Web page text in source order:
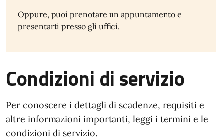
Oppure, puoi prenotare un appuntamento e
presentarti presso gli uffici.
Condizioni di servizio
Per conoscere i dettagli di scadenze, requisiti e
altre informazioni importanti, leggi i termini e le
condizioni di servizio.